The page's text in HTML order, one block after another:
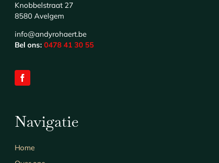
Knobbelstraat 27
8580 Avelgem
info@andyrohaert.be
Bel ons: 0478 41 30 55
Navigatie
Home